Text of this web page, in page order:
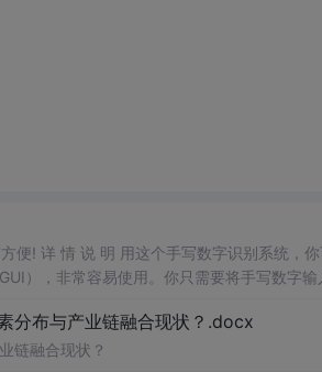
便! 详 情 说 明 用这个手写数字识别系统，
），非常容易使用。你只需要将手写数字输
分布与产业链融合现状？.docx
链融合现状？